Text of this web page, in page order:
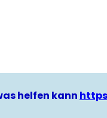
helfen kann